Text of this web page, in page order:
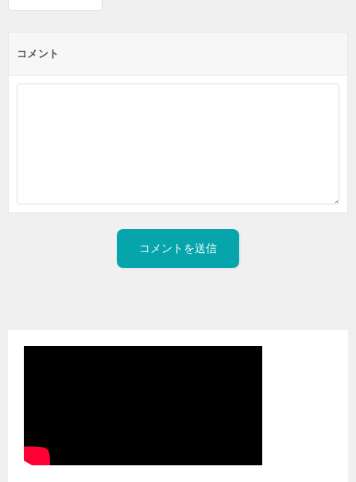
コメント